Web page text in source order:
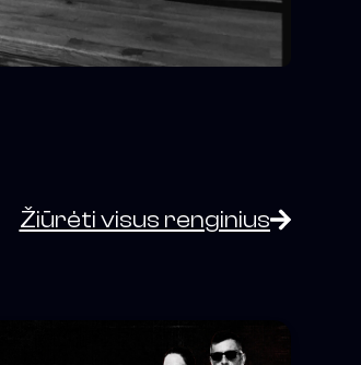
Žiūrėti visus renginius